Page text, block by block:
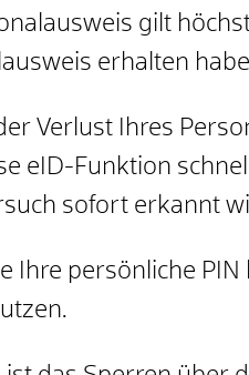
gilt
erhalten
Verlust Ihres
eID-Funktion
sofort erkannt
Ihre persönliche